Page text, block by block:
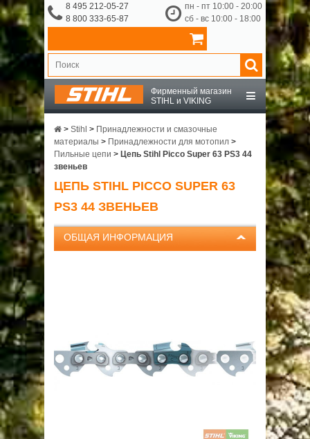
8 495 212-05-27
8 800 333-65-87
пн - пт 10:00 - 20:00
сб - вс 10:00 - 18:00
Фирменный магазин
STIHL и VIKING
STIHL
VIKING
ПРИНАДЛЕЖНОСТИ
ГАРАНТИЯ И СЕРВИС
> Stihl > Принадлежности и смазочные
материалы > Принадлежности для мотопил >
Пильные цепи > Цепь Stihl Picco Super 63 PS3 44
звеньев
ЦЕПЬ STIHL PICCO SUPER 63
PS3 44 ЗВЕНЬЕВ
ОБЩАЯ ИНФОРМАЦИЯ